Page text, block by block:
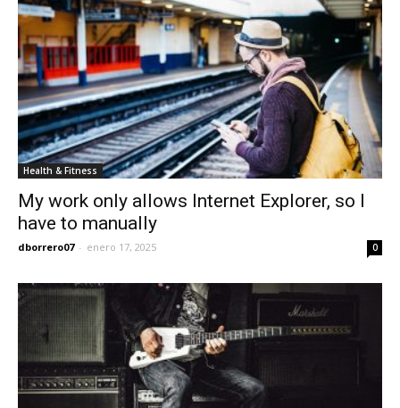
Health & Fitness
My work only allows Internet Explorer, so I
have to manually
dborrero07 - enero 17, 2025 0